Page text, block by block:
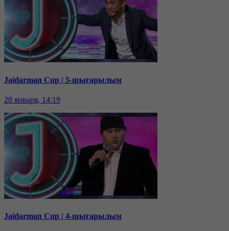
Jaidarman Cup | 5-шығарылым
28 января, 14:19
Jaidarman Cup | 4-шығарылым